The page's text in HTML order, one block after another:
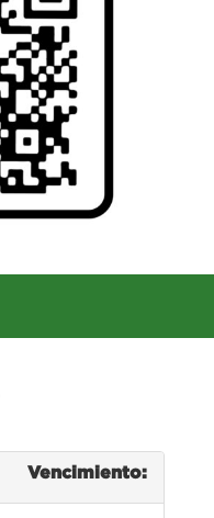
Vencimiento: